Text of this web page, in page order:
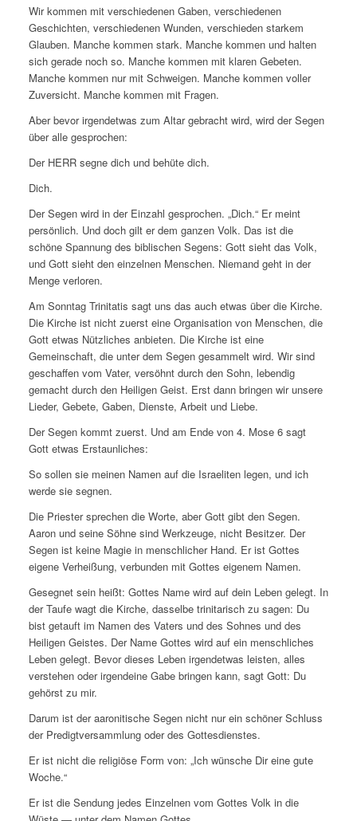
Wir kommen mit verschiedenen Gaben, verschiedenen
Geschichten, verschiedenen Wunden, verschieden starkem
Glauben. Manche kommen stark. Manche kommen und halten
sich gerade noch so. Manche kommen mit klaren Gebeten.
Manche kommen nur mit Schweigen. Manche kommen voller
Zuversicht. Manche kommen mit Fragen.
Aber bevor irgendetwas zum Altar gebracht wird, wird der Segen
über alle gesprochen:
Der HERR segne dich und behüte dich.
Dich.
Der Segen wird in der Einzahl gesprochen. „Dich.“ Er meint
persönlich. Und doch gilt er dem ganzen Volk. Das ist die
schöne Spannung des biblischen Segens: Gott sieht das Volk,
und Gott sieht den einzelnen Menschen. Niemand geht in der
Menge verloren.
Am Sonntag Trinitatis sagt uns das auch etwas über die Kirche.
Die Kirche ist nicht zuerst eine Organisation von Menschen, die
Gott etwas Nützliches anbieten. Die Kirche ist eine
Gemeinschaft, die unter dem Segen gesammelt wird. Wir sind
geschaffen vom Vater, versöhnt durch den Sohn, lebendig
gemacht durch den Heiligen Geist. Erst dann bringen wir unsere
Lieder, Gebete, Gaben, Dienste, Arbeit und Liebe.
Der Segen kommt zuerst. Und am Ende von 4. Mose 6 sagt
Gott etwas Erstaunliches:
So sollen sie meinen Namen auf die Israeliten legen, und ich
werde sie segnen.
Die Priester sprechen die Worte, aber Gott gibt den Segen.
Aaron und seine Söhne sind Werkzeuge, nicht Besitzer. Der
Segen ist keine Magie in menschlicher Hand. Er ist Gottes
eigene Verheißung, verbunden mit Gottes eigenem Namen.
Gesegnet sein heißt: Gottes Name wird auf dein Leben gelegt. In
der Taufe wagt die Kirche, dasselbe trinitarisch zu sagen: Du
bist getauft im Namen des Vaters und des Sohnes und des
Heiligen Geistes. Der Name Gottes wird auf ein menschliches
Leben gelegt. Bevor dieses Leben irgendetwas leisten, alles
verstehen oder irgendeine Gabe bringen kann, sagt Gott: Du
gehörst zu mir.
Darum ist der aaronitische Segen nicht nur ein schöner Schluss
der Predigtversammlung oder des Gottesdienstes.
Er ist nicht die religiöse Form von: „Ich wünsche Dir eine gute
Woche.“
Er ist die Sendung jedes Einzelnen vom Gottes Volk in die